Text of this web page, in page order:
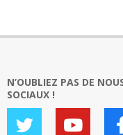
N’OUBLIEZ PAS DE
SOCIAUX !